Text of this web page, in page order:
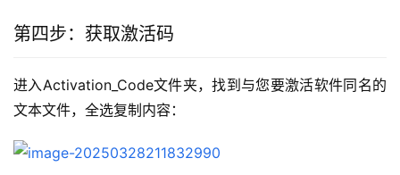
第四步：获取激活码
进入Activation_Code文件夹，找到与您要激活软件同名的
文本文件，全选复制内容：